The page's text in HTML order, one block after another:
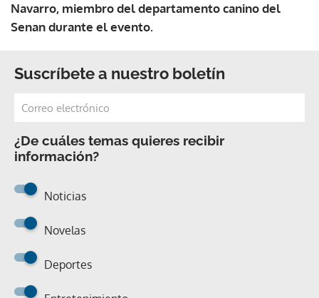
Navarro, miembro del departamento canino del
Senan durante el evento.
Suscríbete a nuestro boletín
¿De cuáles temas quieres recibir
información?
Noticias
Novelas
Deportes